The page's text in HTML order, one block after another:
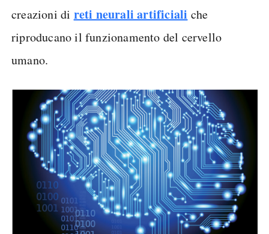
creazioni di reti neurali artificiali che
riproducano il funzionamento del cervello
umano.